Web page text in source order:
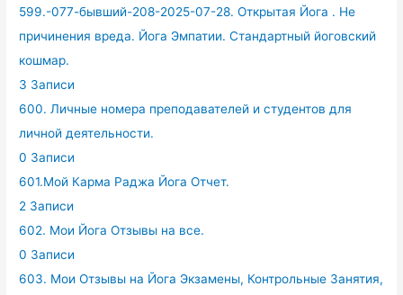
599.-077-бывший-208-2025-07-28. Открытая Йога . Не
причинения вреда. Йога Эмпатии. Стандартный йоговский
кошмар.
3 Записи
600. Личные номера преподавателей и студентов для
личной деятельности.
0 Записи
601.Мой Карма Раджа Йога Отчет.
2 Записи
602. Мои Йога Отзывы на все.
0 Записи
603. Мои Отзывы на Йога Экзамены, Контрольные Занятия,